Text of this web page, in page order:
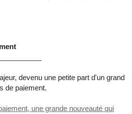
devenu une petite part d'un grand
de paiement.
une grande nouveauté qui